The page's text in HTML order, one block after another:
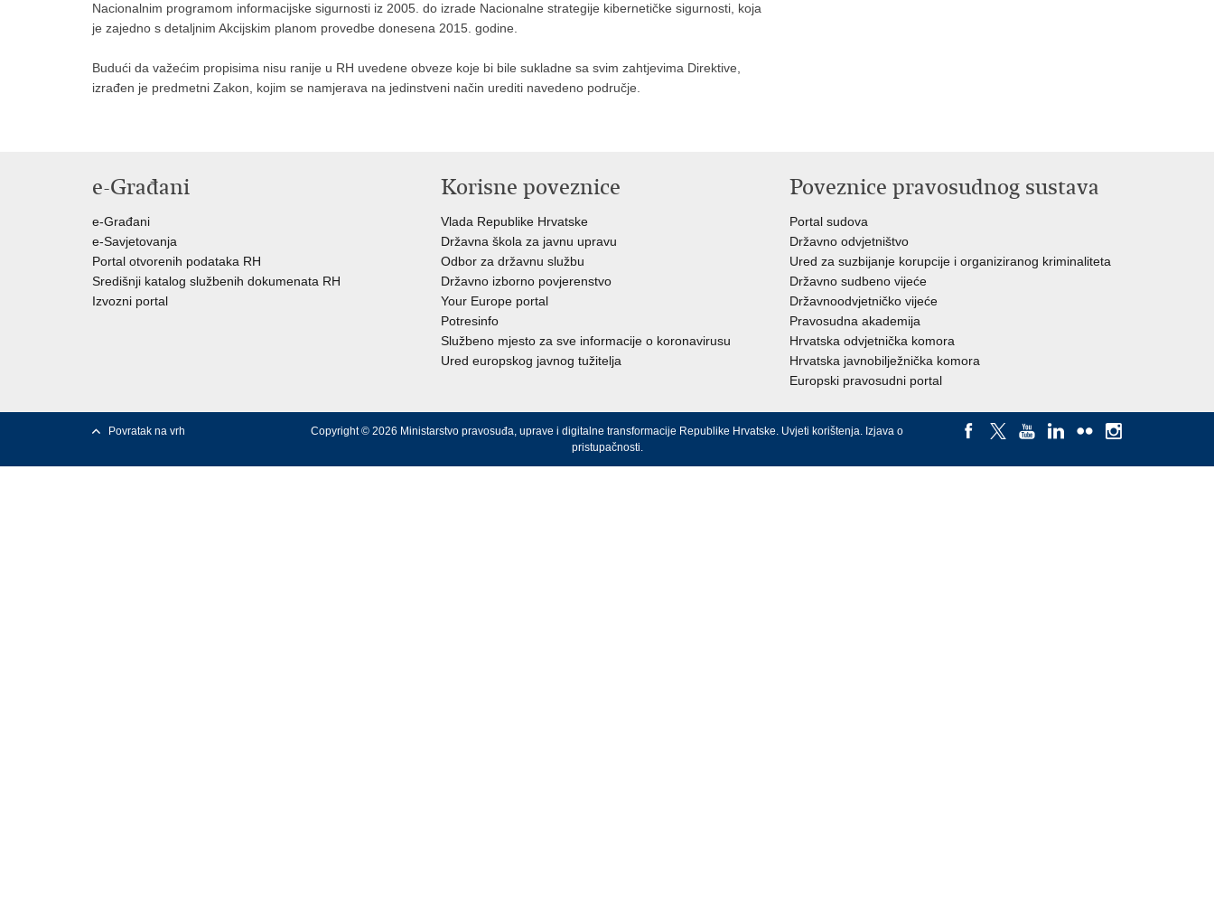
Nacionalnim programom informacijske sigurnosti iz 2005. do izrade Nacionalne strategije kibernetičke sigurnosti, koja
je zajedno s detaljnim Akcijskim planom provedbe donesena 2015. godine.
Budući da važećim propisima nisu ranije u RH uvedene obveze koje bi bile sukladne sa svim zahtjevima Direktive,
izrađen je predmetni Zakon, kojim se namjerava na jedinstveni način urediti navedeno područje.
e-Građani
e-Građani
e-Savjetovanja
Portal otvorenih podataka RH
Središnji katalog službenih dokumenata RH
Izvozni portal
Korisne poveznice
Vlada Republike Hrvatske
Državna škola za javnu upravu
Odbor za državnu službu
Državno izborno povjerenstvo
Your Europe portal
Potresinfo
Službeno mjesto za sve informacije o koronavirusu
Ured europskog javnog tužitelja
Poveznice pravosudnog sustava
Portal sudova
Državno odvjetništvo
Ured za suzbijanje korupcije i organiziranog kriminaliteta
Državno sudbeno vijeće
Državnoodvjetničko vijeće
Pravosudna akademija
Hrvatska odvjetnička komora
Hrvatska javnobilježnička komora
Europski pravosudni portal
Povratak na vrh Copyright © 2026 Ministarstvo pravosuđa, uprave i digitalne transformacije Republike Hrvatske. Uvjeti korištenja. Izjava o
pristupačnosti.